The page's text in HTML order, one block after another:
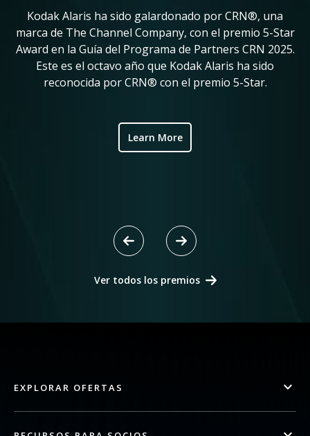
Kodak Alaris ha sido galardonado por CRN®, una
marca de The Channel Company, con el premio 5-Star
Award en la Guía del Programa de Partners CRN 2025.
Este es el octavo año que Kodak Alaris ha sido
reconocida por CRN® con el premio 5-Star.
Learn More
Ver todos los premios
EXPLORAR OFERTAS